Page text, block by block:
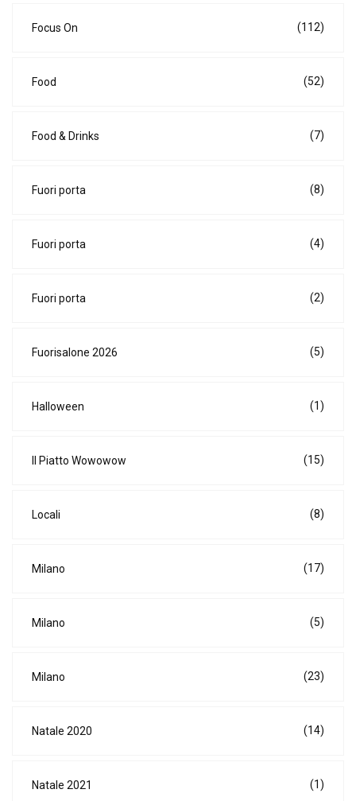
Focus On (112)
Food (52)
Food & Drinks (7)
Fuori porta (8)
Fuori porta (4)
Fuori porta (2)
Fuorisalone 2026 (5)
Halloween (1)
Il Piatto Wowowow (15)
Locali (8)
Milano (17)
Milano (5)
Milano (23)
Natale 2020 (14)
Natale 2021 (1)